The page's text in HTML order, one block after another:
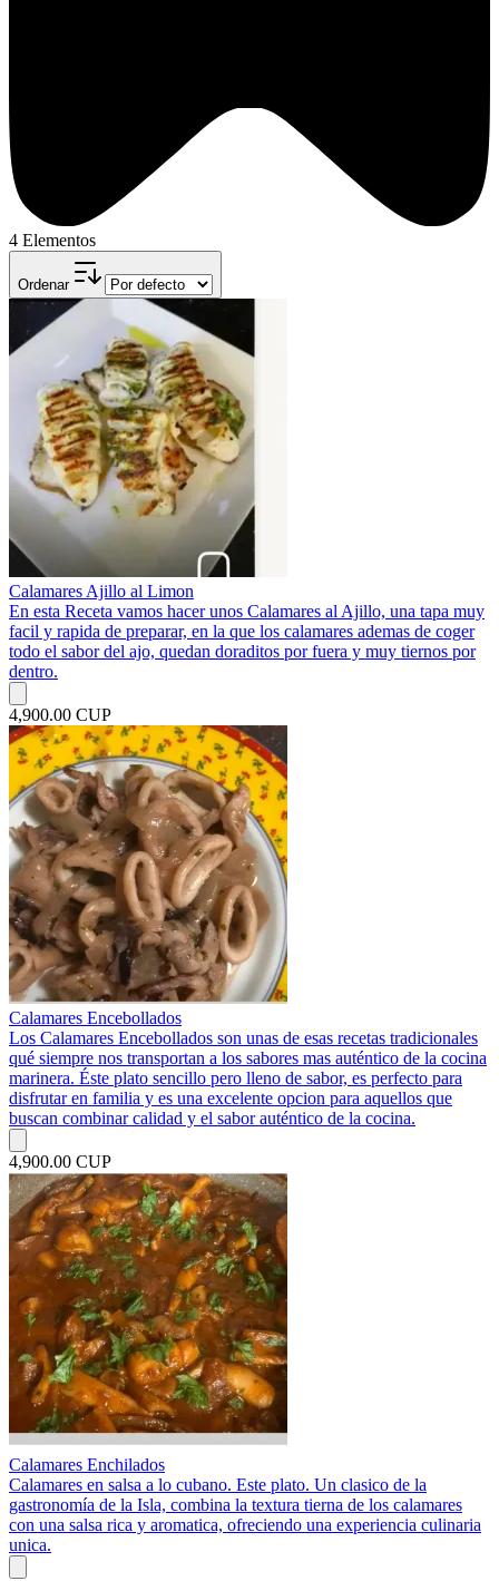
4 Elementos
Ordenar
Calamares Ajillo al Limon
En esta Receta vamos hacer unos Calamares al Ajillo, una tapa muy
facil y rapida de preparar, en la que los calamares ademas de coger
todo el sabor del ajo, quedan doraditos por fuera y muy tiernos por
dentro.
4,900.00 CUP
Calamares Encebollados
Los Calamares Encebollados son unas de esas recetas tradicionales
qué siempre nos transportan a los sabores mas auténtico de la cocina
marinera. Éste plato sencillo pero lleno de sabor, es perfecto para
disfrutar en familia y es una excelente opcion para aquellos que
buscan combinar calidad y el sabor auténtico de la cocina.
4,900.00 CUP
Calamares Enchilados
Calamares en salsa a lo cubano. Este plato. Un clasico de la
gastronomía de la Isla, combina la textura tierna de los calamares
con una salsa rica y aromatica, ofreciendo una experiencia culinaria
unica.